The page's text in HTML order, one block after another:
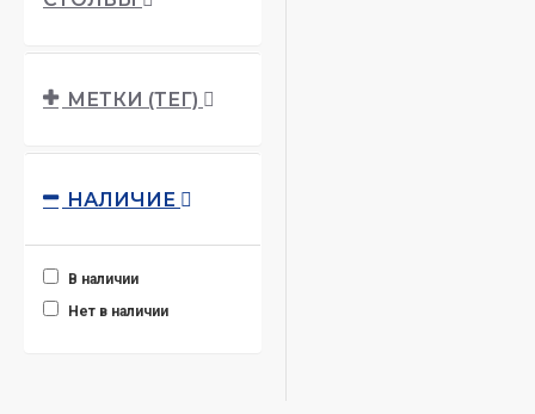
МЕТКИ (ТЕГ)
НАЛИЧИЕ
В наличии
Нет в наличии